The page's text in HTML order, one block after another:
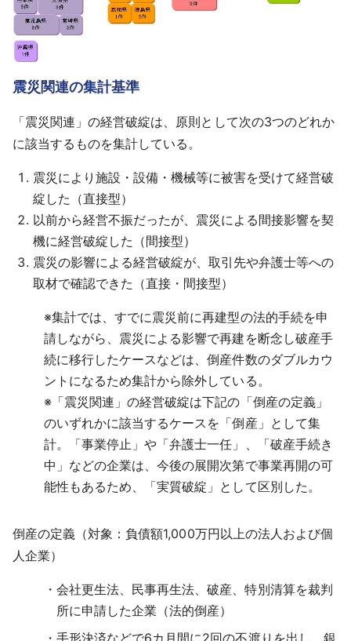
震災関連の集計基準
「震災関連」の経営破綻は、原則として次の3つのどれか
に該当するものを集計している。
震災により施設・設備・機械等に被害を受けて経営破
綻した（直接型）
以前から経営不振だったが、震災による間接影響を契
機に経営破綻した（間接型）
震災の影響による経営破綻が、取引先や弁護士等への
取材で確認できた（直接・間接型）
※集計では、すでに震災前に再建型の法的手続を申
請しながら、震災による影響で再建を断念し破産手
続に移行したケースなどは、倒産件数のダブルカウ
ントになるため集計から除外している。
※ 「震災関連」の経営破綻は下記の「倒産の定義」
のいずれかに該当するケースを「倒産」として集
計。「事業停止」や「弁護士一任」、「破産手続き
中」などの企業は、今後の展開次第で事業再開の可
能性もあるため、「実質破綻」として区別した。
倒産の定義（対象：負債額1,000万円以上の法人および個
人企業）
会社更生法、民事再生法、破産、特別清算を裁判
所に申請した企業（法的倒産）
手形決済などで6カ月間に2回の不渡りを出し、銀